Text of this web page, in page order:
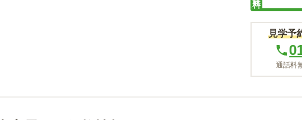
見学予
通話料